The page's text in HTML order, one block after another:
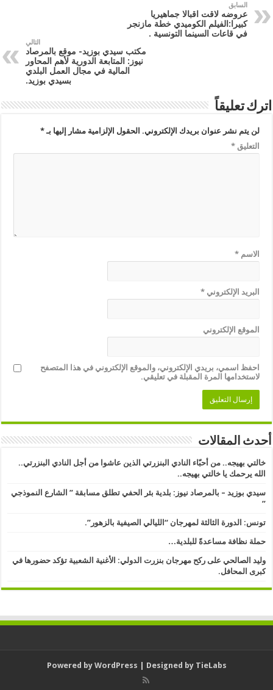
السابق
عروضه لاقت اقبالا جماهيريا
كبيرا:الفيلم الكوميدي خطة مازنجر
في قاعات السينما التونسية .
التالي
مكتب سيدي بوزيد- موقع بالمرصاد
نيوز: المتابعة الدورية لأهم المحاور
المالية في مجال العمل البلدي
بسيدي بوزيد.
اترك تعليقاً
لن يتم نشر عنوان بريدك الإلكتروني. الحقول الإلزامية مشار إليها بـ*
التعليق*
الاسم*
البريد الإلكتروني*
الموقع الإلكتروني
احفظ اسمي، بريدي الإلكتروني، والموقع الإلكتروني في هذا المتصفح
لاستخدامها المرة المقبلة في تعليقي.
أحدث المقالات
خالتي بهيجه.. من أحبّاء النادي البنزرتي الذين عاشوا من أجل النادي البنزرتي..
الله يرحمك يا خالتي بهيجه..
سيدي بوزيد – بالمرصاد نيوز: بلدية بئر الحفي تطلق مسابقة ” الشارع النموذجي
” ​
تونس: الدورة الثالثة لمهرجان “الليالي الصيفية بالزهور”.
حملة نظافة مساعدةً للبلدية…
وليد الصالحي على ركح مهرجان بنزرت الدولي: الأغنية الشعبية تؤكد حضورها في
كبرى المحافل.
Powered by WordPress | Designed by TieLabs